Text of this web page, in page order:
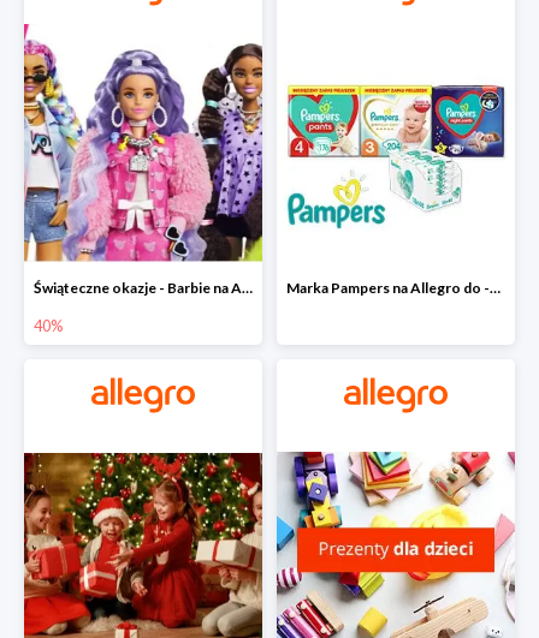
Świąteczne okazje - Barbie na Allegro do -40%
40%
Marka Pampers na Allegro do -35%